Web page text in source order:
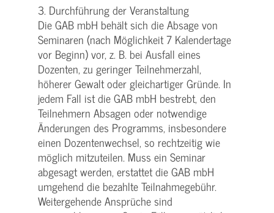
3. Durchführung der Veranstaltung
Die GAB mbH behält sich die Absage von
Seminaren (nach Möglichkeit 7 Kalendertage
vor Beginn) vor, z. B. bei Ausfall eines
Dozenten, zu geringer Teilnehmerzahl,
höherer Gewalt oder gleichartiger Gründe. In
jedem Fall ist die GAB mbH bestrebt, den
Teilnehmern Absagen oder notwendige
Änderungen des Programms, insbesondere
einen Dozentenwechsel, so rechtzeitig wie
möglich mitzuteilen. Muss ein Seminar
abgesagt werden, erstattet die GAB mbH
umgehend die bezahlte Teilnahmegebühr.
Weitergehende Ansprüche sind